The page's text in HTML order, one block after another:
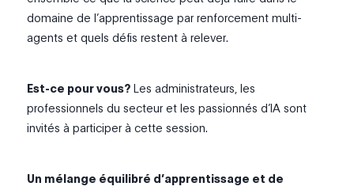
domaine de l’apprentissage par renforcement multi-
agents et quels défis restent à relever.
Est-ce pour vous? Les administrateurs, les
professionnels du secteur et les passionnés d’IA sont
invités à participer à cette session.
Un mélange équilibré d’apprentissage et de